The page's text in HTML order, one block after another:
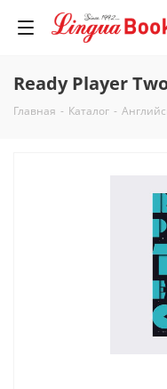
Ready Player
Главная - Каталог -